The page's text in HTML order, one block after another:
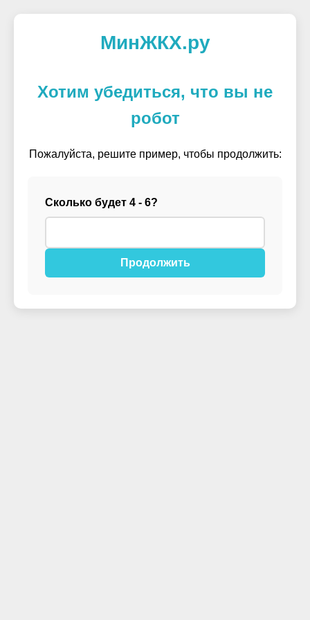
МинЖКХ.ру
Хотим убедиться, что вы не
робот
Пожалуйста, решите пример, чтобы продолжить:
Сколько будет 4 - 6?
Продолжить